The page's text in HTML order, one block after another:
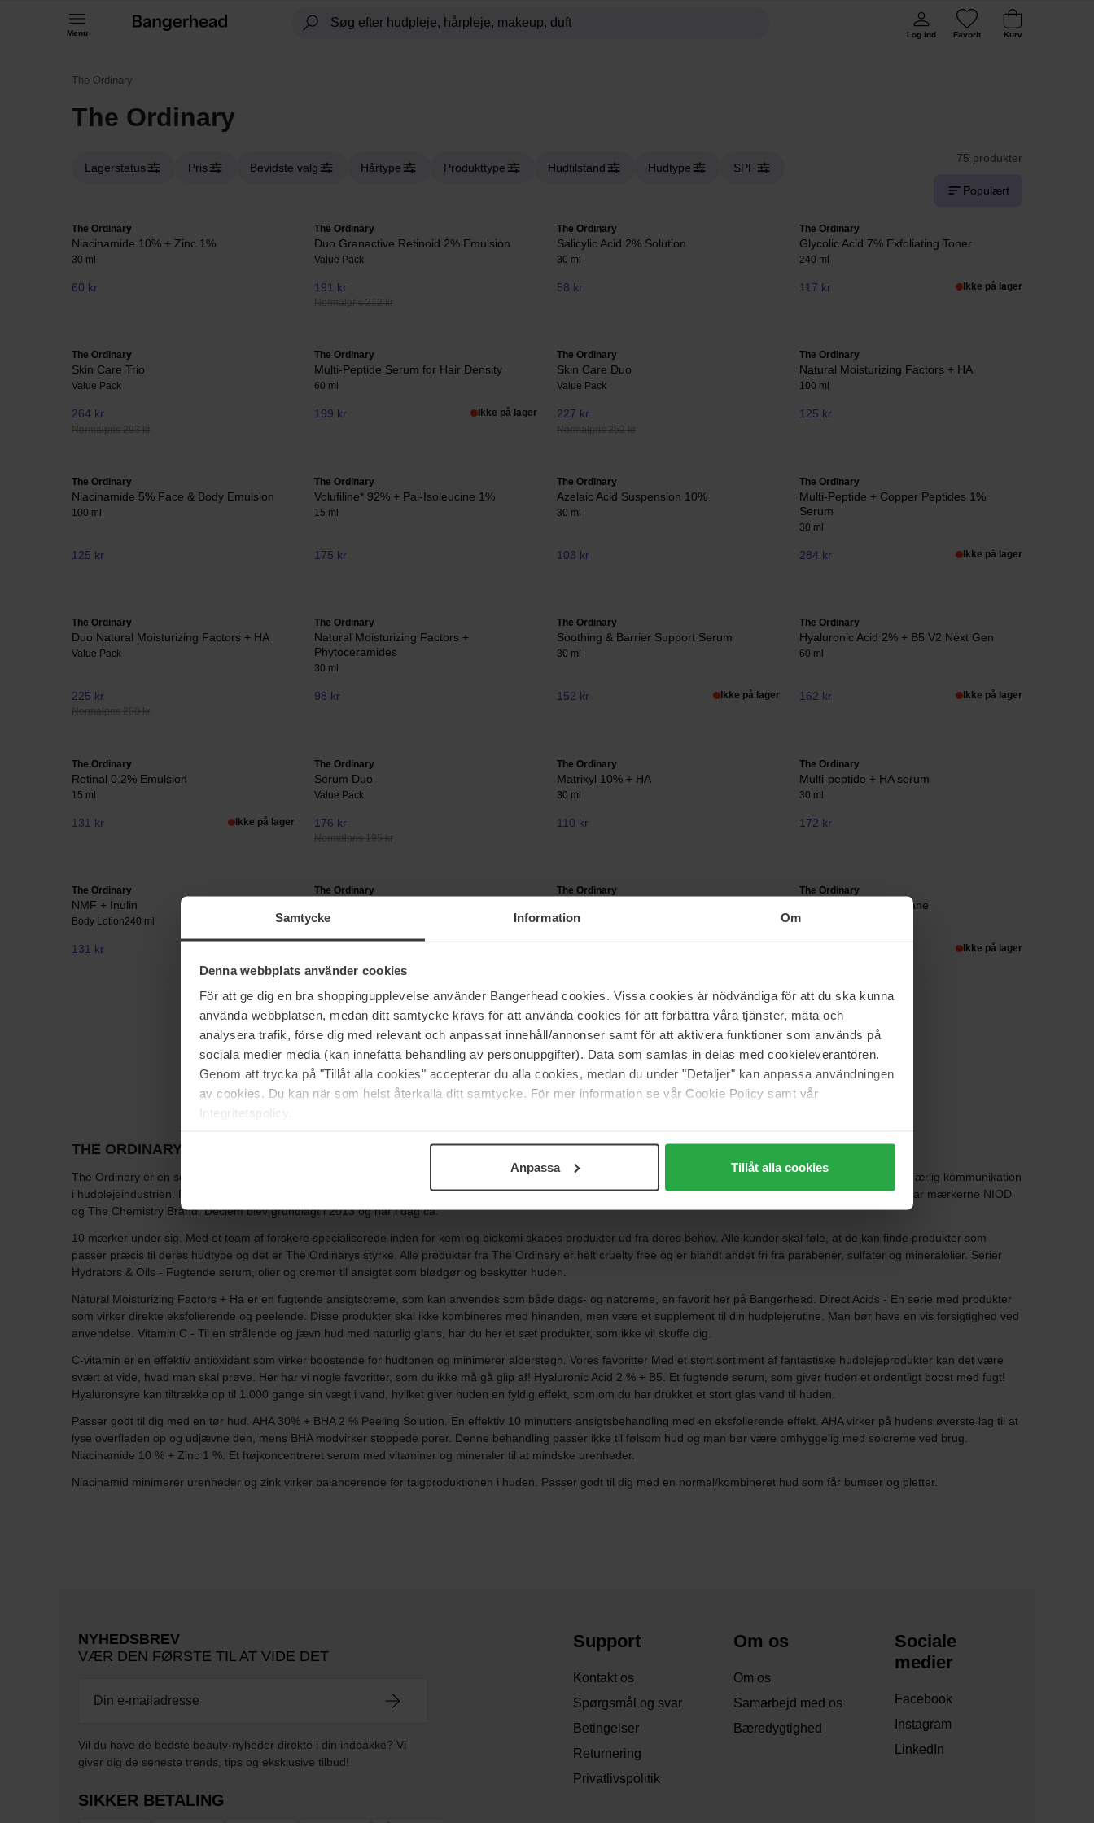
Samtycke Information Om
Denna webbplats använder cookies
För att ge dig en bra shoppingupplevelse använder Bangerhead cookies. Vissa cookies är nödvändiga för att du ska kunna
använda webbplatsen, medan ditt samtycke krävs för att använda cookies för att förbättra våra tjänster, mäta och
analysera trafik, förse dig med relevant och anpassat innehåll/annonser samt för att aktivera funktioner som används på
sociala medier media (kan innefatta behandling av personuppgifter). Data som samlas in delas med cookieleverantören.
Genom att trycka på "Tillåt alla cookies" accepterar du alla cookies, medan du under "Detaljer" kan anpassa användningen
av cookies. Du kan när som helst återkalla ditt samtycke. För mer information se vår Cookie Policy samt vår
Integritetspolicy.
Anpassa Tillåt alla cookies
Menu Log ind Favorit Kurv
The Ordinary
The Ordinary
Lagerstatus Pris Bevidste valg Hårtype Produkttype Hudtilstand Hudtype SPF
75 produkter
Populært
The Ordinary
Niacinamide 10% + Zinc 1%
30 ml
60 kr
The Ordinary
Duo Granactive Retinoid 2% Emulsion
Value Pack
191 kr
Normalpris 212 kr
The Ordinary
Salicylic Acid 2% Solution
30 ml
58 kr
The Ordinary
Glycolic Acid 7% Exfoliating Toner
240 ml
117 kr Ikke på lager
The Ordinary
Skin Care Trio
Value Pack
264 kr
Normalpris 293 kr
The Ordinary
Multi-Peptide Serum for Hair Density
60 ml
199 kr Ikke på lager
The Ordinary
Skin Care Duo
Value Pack
227 kr
Normalpris 252 kr
The Ordinary
Natural Moisturizing Factors + HA
100 ml
125 kr
The Ordinary
Niacinamide 5% Face & Body Emulsion
100 ml
125 kr
The Ordinary
Volufiline* 92% + Pal-Isoleucine 1%
15 ml
175 kr
The Ordinary
Azelaic Acid Suspension 10%
30 ml
108 kr
The Ordinary
Multi-Peptide + Copper Peptides 1%
Serum
30 ml
284 kr Ikke på lager
The Ordinary
Duo Natural Moisturizing Factors + HA
Value Pack
225 kr
Normalpris 250 kr
The Ordinary
Natural Moisturizing Factors +
Phytoceramides
30 ml
98 kr
The Ordinary
Soothing & Barrier Support Serum
30 ml
152 kr Ikke på lager
The Ordinary
Hyaluronic Acid 2% + B5 V2 Next Gen
60 ml
162 kr Ikke på lager
The Ordinary
Retinal 0.2% Emulsion
15 ml
131 kr Ikke på lager
The Ordinary
Serum Duo
Value Pack
176 kr
Normalpris 195 kr
The Ordinary
Matrixyl 10% + HA
30 ml
110 kr
The Ordinary
Multi-peptide + HA serum
30 ml
172 kr
The Ordinary
NMF + Inulin
Body Lotion240 ml
131 kr
The Ordinary
100 ml
The Ordinary
150 ml
The Ordinary
Retinol 0.5% in Squalane
30 ml
Ikke på lager
Side 1 af 4 Næste
Vis flere
THE ORDINARY
The Ordinary er en serie produkter under stadig udvikling, som tilbyder etablerede, effektive kliniske teknologier, som er udviklet til at sætte fokus på prissætning og ærlig kommunikation
i hudplejeindustrien. Mærket blev skabt til at hylde integritet i sin mest ydmyge og sande form. Om The Ordinary The Ordinary tilhører firmaet Deciem, som blandt har mærkerne NIOD
og The Chemistry Brand. Deciem blev grundlagt i 2013 og har i dag ca.
10 mærker under sig. Med et team af forskere specialiserede inden for kemi og biokemi skabes produkter ud fra deres behov. Alle kunder skal føle, at de kan finde produkter som
passer præcis til deres hudtype og det er The Ordinarys styrke. Alle produkter fra The Ordinary er helt cruelty free og er blandt andet fri fra parabener, sulfater og mineralolier. Serier
Hydrators & Oils - Fugtende serum, olier og cremer til ansigtet som blødgør og beskytter huden.
Natural Moisturizing Factors + Ha er en fugtende ansigtscreme, som kan anvendes som både dags- og natcreme, en favorit her på Bangerhead. Direct Acids - En serie med produkter
som virker direkte eksfolierende og peelende. Disse produkter skal ikke kombineres med hinanden, men være et supplement til din hudplejerutine. Man bør have en vis forsigtighed ved
anvendelse. Vitamin C - Til en strålende og jævn hud med naturlig glans, har du her et sæt produkter, som ikke vil skuffe dig.
C-vitamin er en effektiv antioxidant som virker boostende for hudtonen og minimerer alderstegn. Vores favoritter Med et stort sortiment af fantastiske hudplejeprodukter kan det være
svært at vide, hvad man skal prøve. Her har vi nogle favoritter, som du ikke må gå glip af! Hyaluronic Acid 2 % + B5. Et fugtende serum, som giver huden et ordentligt boost med fugt!
Hyaluronsyre kan tiltrække op til 1.000 gange sin vægt i vand, hvilket giver huden en fyldig effekt, som om du har drukket et stort glas vand til huden.
Passer godt til dig med en tør hud. AHA 30% + BHA 2 % Peeling Solution. En effektiv 10 minutters ansigtsbehandling med en eksfolierende effekt. AHA virker på hudens øverste lag til at
lyse overfladen op og udjævne den, mens BHA modvirker stoppede porer. Denne behandling passer ikke til følsom hud og man bør være omhyggelig med solcreme ved brug.
Niacinamide 10 % + Zinc 1 %. Et højkoncentreret serum med vitaminer og mineraler til at mindske urenheder.
Niacinamid minimerer urenheder og zink virker balancerende for talgproduktionen i huden. Passer godt til dig med en normal/kombineret hud som får bumser og pletter.
NYHEDSBREV
VÆR DEN FØRSTE TIL AT VIDE DET
Vil du have de bedste beauty-nyheder direkte i din indbakke? Vi
giver dig de seneste trends, tips og eksklusive tilbud!
SIKKER BETALING
Support
Kontakt os
Spørgsmål og svar
Betingelser
Returnering
Privatlivspolitik
Om os
Om os
Samarbejd med os
Bæredygtighed
Sociale
medier
Facebook
Instagram
LinkedIn